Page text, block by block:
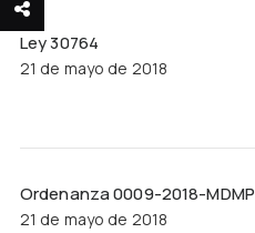
Ley 30764
21 de mayo de 2018
Ordenanza 0009-2018-MDMP
21 de mayo de 2018